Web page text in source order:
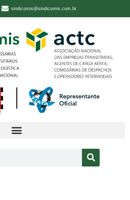
sindicomis@sindicomis.com.br